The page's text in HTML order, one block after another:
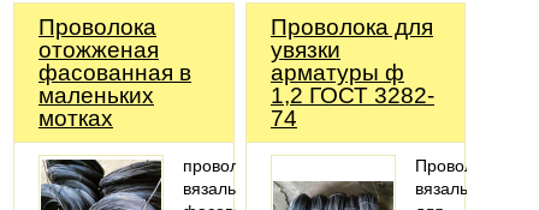
Проволока
отожженая
фасованная в
маленьких
мотках
проволока
вязальная
Проволока для
увязки
арматуры ф
1,2 ГОСТ 3282-
74
Проволока
вязальная